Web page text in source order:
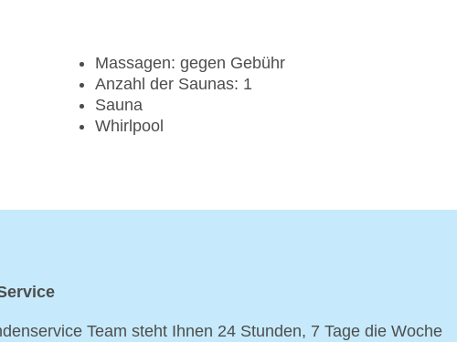
Massagen: gegen Gebühr
Anzahl der Saunas: 1
Sauna
Whirlpool
Team steht Ihnen 24 Stunden, 7 Tage die Woche